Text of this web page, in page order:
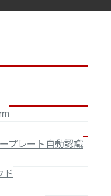
プレート自動認識
ド